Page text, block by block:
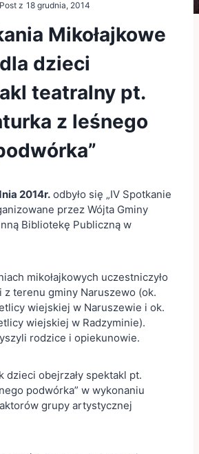
Post z 18 grudnia, 2014
Mikołajkowe
dla dzieci
teatralny pt.
z leśnego
2014r. odbyło się „IV Spotkanie
przez Wójta Gminy
Bibliotekę Publiczną w
mikołajkowych uczestniczyło
z terenu gminy Naruszewo (ok.
wiejskiej w Naruszewie i ok.
wiejskiej w Radzyminie).
rodzice i opiekunowie.
dzieci obejrzały spektakl pt.
podwórka” w wykonaniu
grupy artystycznej